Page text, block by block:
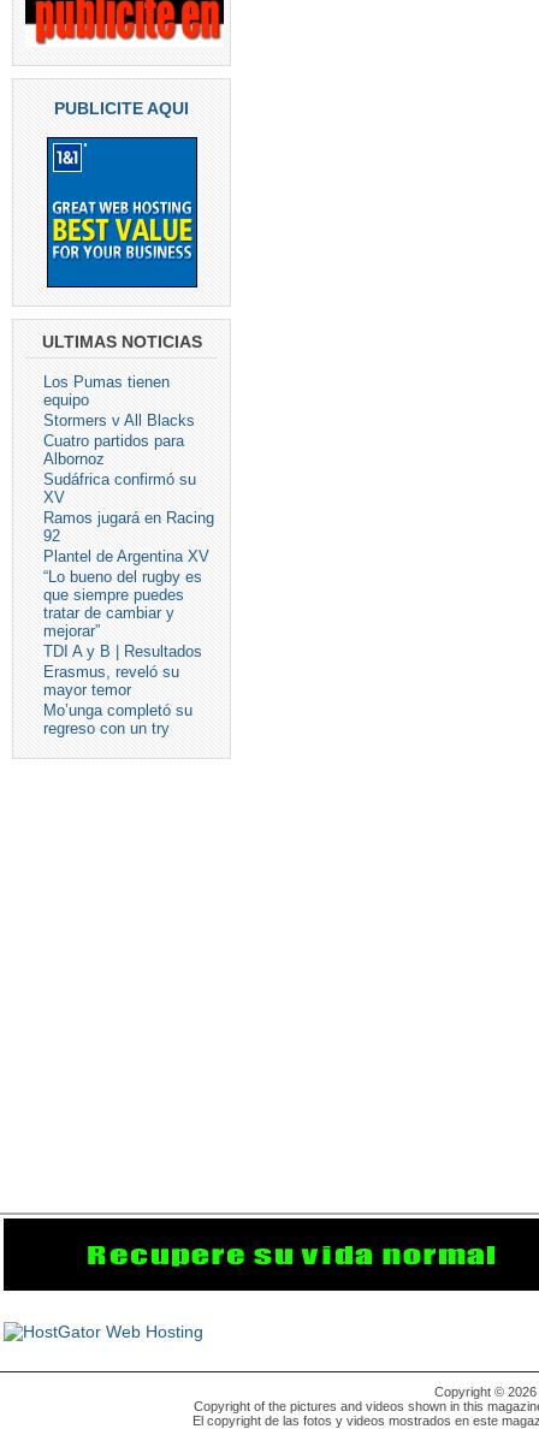
PUBLICITE AQUI
ULTIMAS NOTICIAS
Los Pumas tienen
equipo
Stormers v All Blacks
Cuatro partidos para
Albornoz
Sudáfrica confirmó su
XV
Ramos jugará en Racing
92
Plantel de Argentina XV
“Lo bueno del rugby es
que siempre puedes
tratar de cambiar y
mejorar”
TDI A y B | Resultados
Erasmus, reveló su
mayor temor
Mo’unga completó su
regreso con un try
Copyright © 2026
Copyright of the pictures and videos shown in this
El copyright de las fotos y videos mostrados en este